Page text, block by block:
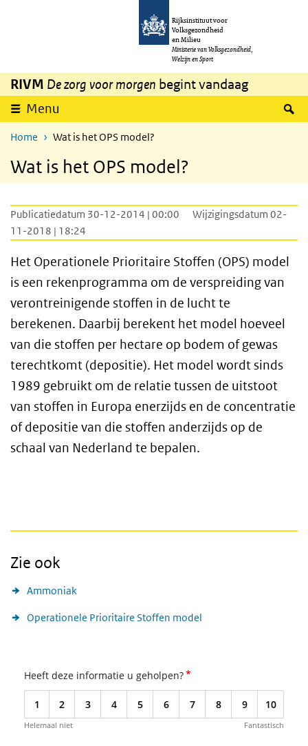
Overslaan en naar de inhoud gaan
Rijksinstituut voor
Volksgezondheid
en Milieu
Ministerie van Volksgezondheid,
Welzijn en Sport
RIVM De zorg voor morgen begint vandaag
Menu
Home Wat is het OPS model?
Wat is het OPS model?
Publicatiedatum 30-12-2014 | 00:00
Wijzigingsdatum 02-
11-2018 | 18:24
Het Operationele Prioritaire Stoffen (OPS) model
is een rekenprogramma om de verspreiding van
verontreinigende stoffen in de lucht te
berekenen. Daarbij berekent het model hoeveel
van die stoffen per hectare op bodem of gewas
terechtkomt (depositie). Het model wordt sinds
1989 gebruikt om de relatie tussen de uitstoot
van stoffen in Europa enerzijds en de concentratie
of depositie van die stoffen anderzijds op de
schaal van Nederland te bepalen.
Zie ook
Ammoniak
Operationele Prioritaire Stoffen model
Heeft deze informatie u geholpen?*
1 2 3 4 5 6 7 8 9 10
Helemaal niet Fantastisch